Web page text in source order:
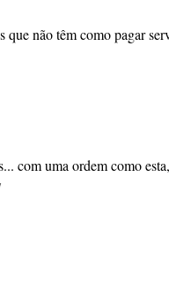
não têm como pagar
com uma ordem como